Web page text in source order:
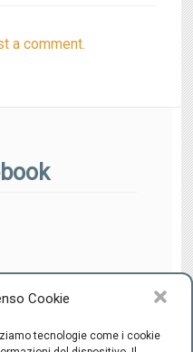
Cookie
tecnologie come i cookie
a comment.